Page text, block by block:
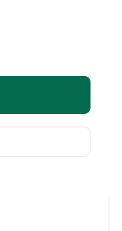
tilbehør